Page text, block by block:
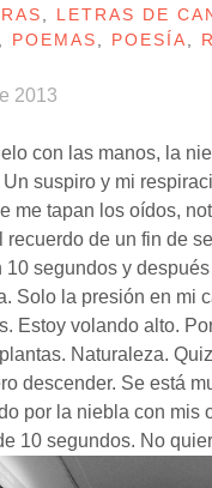
LETRAS DE
POEMAS POESÍA
2013
con las manos, la
suspiro y mi
me tapan los oídos,
recuerdo de un fin de
10 segundos y
Solo la presión en mi
Estoy volando alto.
Naturaleza.
descender. Se está
por la niebla con mis
10 segundos. No